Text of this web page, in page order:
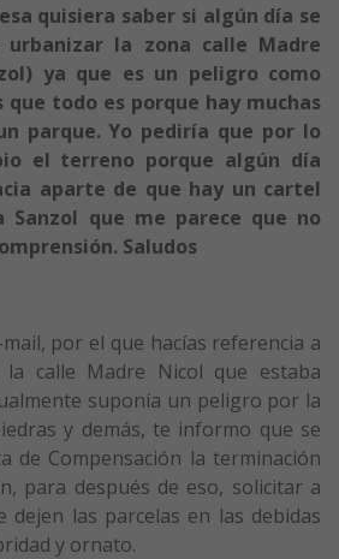
quisiera saber si algún día se
la zona calle Madre
ya que es un peligro como
que todo es porque hay muchas
parque. Yo pediría que por lo
el terreno porque algún día
aparte de que hay un cartel
Sanzol que me parece que no
Saludos
por el que hacías referencia a
calle Madre Nicol que estaba
suponía un peligro por la
y demás, te informo que se
de Compensación la terminación
para después de eso, solicitar a
dejen las parcelas en las debidas
y ornato.